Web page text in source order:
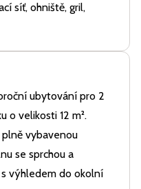
síť, ohniště, gril,
ubytování pro 2
o velikosti 12 m².
vybavenou
se sprchou a
výhledem do okolní